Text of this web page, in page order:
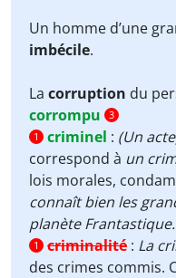
Un homme d’une
imbécile.
La corruption du
corrompu
3
1
criminel : (Un
correspond à un
lois morales,
connaît bien les
planète Frantastique.
1 criminalité : La
des crimes commis.